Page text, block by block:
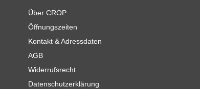
Über CROP
Öffnungszeiten
Kontakt & Adressdaten
AGB
Widerrufsrecht
Datenschutzerklärung